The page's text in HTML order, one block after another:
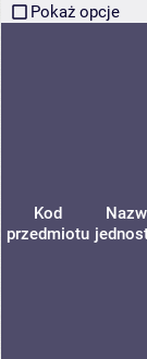
Pokaż opcje
Kod
przedmiotu